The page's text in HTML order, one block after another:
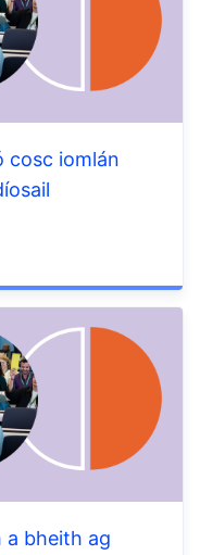
cosc iomlán
a bheith ag